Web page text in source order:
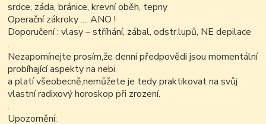
srdce, záda, bránice, krevní oběh, tepny
Operační zákroky .... ANO !
Doporučení : vlasy – stříhání, zábal, odstr.lupů, NE depilace
.
Nezapomínejte prosím,že denní předpovědi jsou momentální
probíhající aspekty na nebi
a platí všeobecně,nemůžete je tedy praktikovat na svůj
vlastní radixový horoskop při zrození.
.
Upozornění: